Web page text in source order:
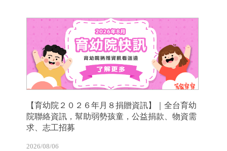
【育幼院２０２６年月８捐贈資訊】｜全台育幼
院聯絡資訊，幫助弱勢孩童，公益捐款、物資需
求、志工招募
2026/08/06